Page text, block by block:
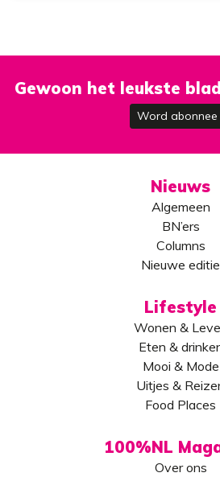
Gewoon het leukste
Word abonnee
Nieuws
Algemeen
BN’ers
Columns
Nieuwe editie
Lifestyle
Wonen &
Eten &
Mooi & Mode
Uitjes &
Food Places
100%NL
Over ons